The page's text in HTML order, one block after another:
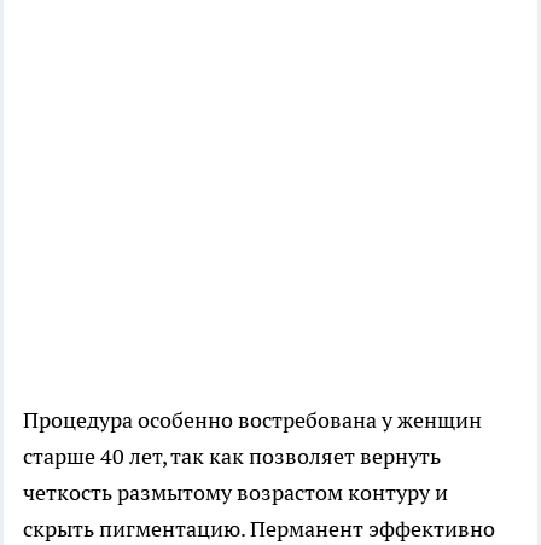
Процедура особенно востребована у женщин
старше 40 лет, так как позволяет вернуть
четкость размытому возрастом контуру и
скрыть пигментацию. Перманент эффективно